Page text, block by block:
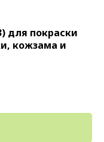
для покраски
кожзама и